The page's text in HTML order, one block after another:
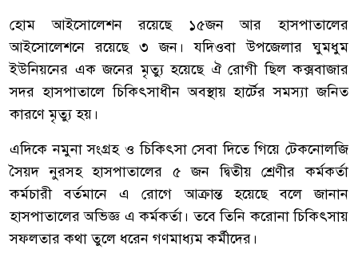
হোম আইসোলেশন রয়েছে ১৫জন আর হাসপাতালের
আইসোলেশনে রয়েছে ৩ জন। যদিওবা উপজেলার ঘুমধুম
ইউনিয়নের এক জনের মৃত্যু হয়েছে ঐ রোগী ছিল কক্সবাজার
সদর হাসপাতালে চিকিৎসাধীন অবস্থায় হার্টের সমস্যা জনিত
কারণে মৃত্যু হয়।
এদিকে নমুনা সংগ্রহ ও চিকিৎসা সেবা দিতে গিয়ে টেকনোলজি
সৈয়দ নুরসহ হাসপাতালের ৫ জন দ্বিতীয় শ্রেণীর কর্মকর্তা
কর্মচারী বর্তমানে এ রোগে আক্রান্ত হয়েছে বলে জানান
হাসপাতালের অভিজ্ঞ এ কর্মকর্তা। তবে তিনি করোনা চিকিৎসায়
সফলতার কথা তুলে ধরেন গণমাধ্যম কর্মীদের।